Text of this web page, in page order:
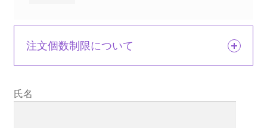
注文個数制限について
氏名